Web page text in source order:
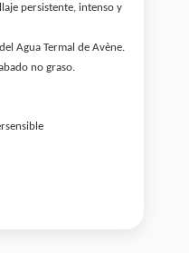
persistente, intenso y
Agua Termal de Avène.
no graso.